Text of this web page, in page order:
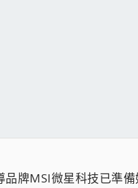
牌MSI微星科技已準